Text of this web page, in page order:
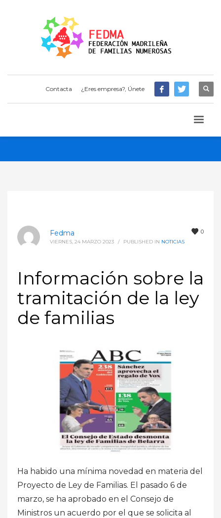
Contacta ¿Eres empresa?, Únete
0
Fedma
VIERNES, 24 MARZO 2023 / PUBLISHED IN NOTICIAS
Información sobre la
tramitación de la ley
de familias
Ha habido una mínima novedad en materia del
Proyecto de Ley de Familias. El pasado 6 de
marzo, se ha aprobado en el Consejo de
Ministros un acuerdo por el que se solicita al